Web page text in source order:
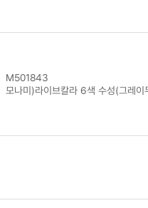
M501843
모나미)라이브칼라 6색 수성(그레이